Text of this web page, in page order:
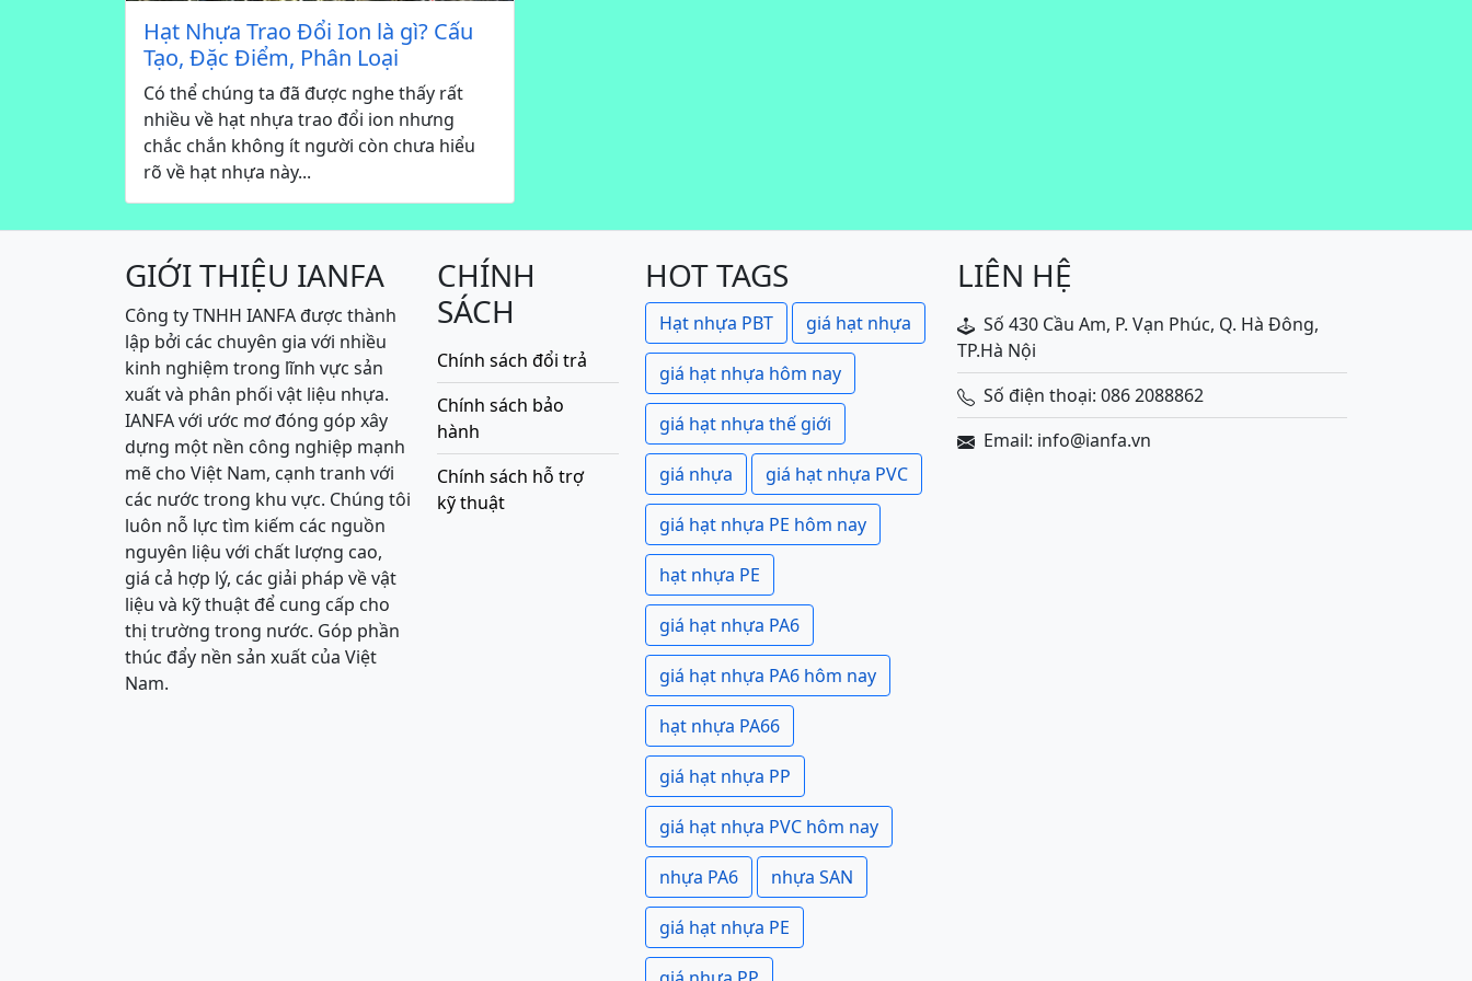
Hạt Nhựa Trao Đổi Ion là gì? Cấu
Tạo, Đặc Điểm, Phân Loại
Có thể chúng ta đã được nghe thấy rất
nhiều về hạt nhựa trao đổi ion nhưng
chắc chắn không ít người còn chưa hiểu
rõ về hạt nhựa này...
GIỚI THIỆU IANFA
Công ty TNHH IANFA được thành
lập bởi các chuyên gia với nhiều
kinh nghiệm trong lĩnh vực sản
xuất và phân phối vật liệu nhựa.
IANFA với ước mơ đóng góp xây
dựng một nền công nghiệp mạnh
mẽ cho Việt Nam, cạnh tranh với
các nước trong khu vực. Chúng tôi
luôn nỗ lực tìm kiếm các nguồn
nguyên liệu với chất lượng cao,
giá cả hợp lý, các giải pháp về vật
liệu và kỹ thuật để cung cấp cho
thị trường trong nước. Góp phần
thúc đẩy nền sản xuất của Việt
Nam.
CHÍNH
SÁCH
Chính sách đổi trả
Chính sách bảo
hành
Chính sách hỗ trợ
kỹ thuật
HOT TAGS
Hạt nhựa PBT giá hạt nhựa
giá hạt nhựa hôm nay
giá hạt nhựa thế giới
giá nhựa giá hạt nhựa PVC
giá hạt nhựa PE hôm nay
hạt nhựa PE
giá hạt nhựa PA6
giá hạt nhựa PA6 hôm nay
hạt nhựa PA66
giá hạt nhựa PP
giá hạt nhựa PVC hôm nay
nhựa PA6 nhựa SAN
giá hạt nhựa PE
LIÊN HỆ
Số 430 Cầu Am, P. Vạn Phúc, Q. Hà Đông,
TP.Hà Nội
Số điện thoại: 086 2088862
Email: info@ianfa.vn